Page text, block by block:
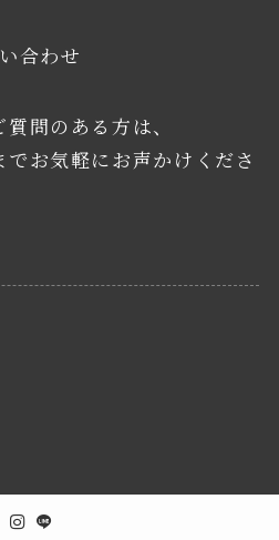
合わせ
問のある方は、
お気軽にお声かけくださ